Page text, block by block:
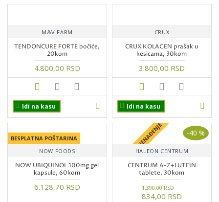
M&V FARM
TENDONCURE FORTE bočiće,
20kom
4.800,00 RSD
Idi na kasu
CRUX
CRUX KOLAGEN prašak u
kesicama, 30kom
3.800,00 RSD
Idi na kasu
BESPLATNA POŠTARINA
NOW FOODS
NOW UBIQUINOL 100mg gel
kapsule, 60kom
6.128,70 RSD
+ POKLON IZNENAĐENJE -40 %
HALEON CENTRUM
CENTRUM A-Z+LUTEIN
tablete, 30kom
834,00 RSD
1.390,00 RSD